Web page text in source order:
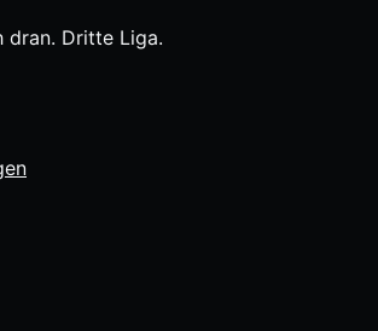
dran. Dritte Liga.